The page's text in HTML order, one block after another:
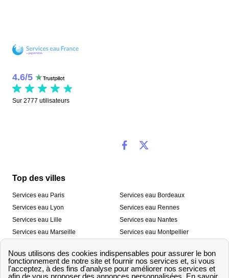
4.6/5
Sur 2777 utilisateurs
Top des villes
Services eau Paris
Services eau Lyon
Services eau Lille
Services eau Marseille
Services eau Toulon
Services eau Bordeaux
Services eau Rennes
Services eau Nantes
Services eau Montpellier
Services eau Strasbourg